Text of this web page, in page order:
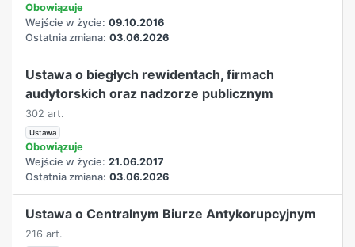
Obowiązuje
Wejście w życie: 09.10.2016
Ostatnia zmiana: 03.06.2026
Ustawa o biegłych rewidentach, firmach
audytorskich oraz nadzorze publicznym
302 art.
Ustawa
Obowiązuje
Wejście w życie: 21.06.2017
Ostatnia zmiana: 03.06.2026
Ustawa o Centralnym Biurze Antykorupcyjnym
216 art.